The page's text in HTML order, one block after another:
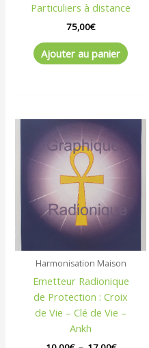
Particuliers à distance
75,00€
Ajouter au panier
Harmonisation Maison
Emetteur Radionique
de Protection : Croix
de Vie – Clé de Vie –
Ankh
de
prix :
10,00€
a
être